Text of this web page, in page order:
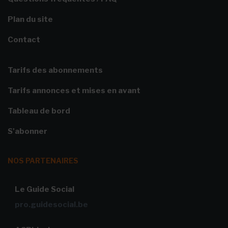
Plan du site
Contact
Tarifs des abonnements
Tarifs annonces et mises en avant
Tableau de bord
S'abonner
NOS PARTENAIRES
Le Guide Social
pro.guidesocial.be